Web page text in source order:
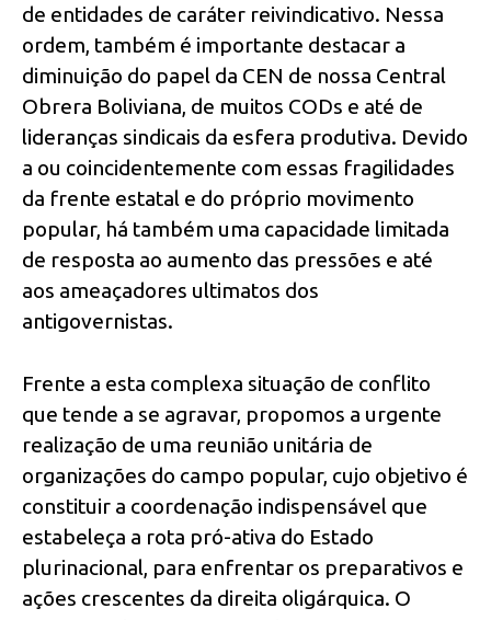
de entidades de caráter reivindicativo. Nessa
ordem, também é importante destacar a
diminuição do papel da CEN de nossa Central
Obrera Boliviana, de muitos CODs e até de
lideranças sindicais da esfera produtiva. Devido
a ou coincidentemente com essas fragilidades
da frente estatal e do próprio movimento
popular, há também uma capacidade limitada
de resposta ao aumento das pressões e até
aos ameaçadores ultimatos dos
antigovernistas.
Frente a esta complexa situação de conflito
que tende a se agravar, propomos a urgente
realização de uma reunião unitária de
organizações do campo popular, cujo objetivo é
constituir a coordenação indispensável que
estabeleça a rota pró-ativa do Estado
plurinacional, para enfrentar os preparativos e
ações crescentes da direita oligárquica. O